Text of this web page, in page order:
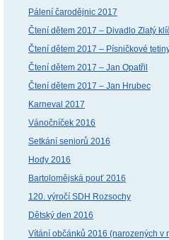
Pálení čarodějnic 2017
Čtení dětem 2017 – Divadlo Zlatý
Čtení dětem 2017 – Písničkové
Čtení dětem 2017 – Jan Opatřil
Čtení dětem 2017 – Jan Hrubec
Karneval 2017
Vánočníček 2016
Setkání seniorů 2016
Hody 2016
Bartolomějská pouť 2016
120. výročí SDH Rozsochy
Dětský den 2016
Vítání občánků 2016 (narozených v